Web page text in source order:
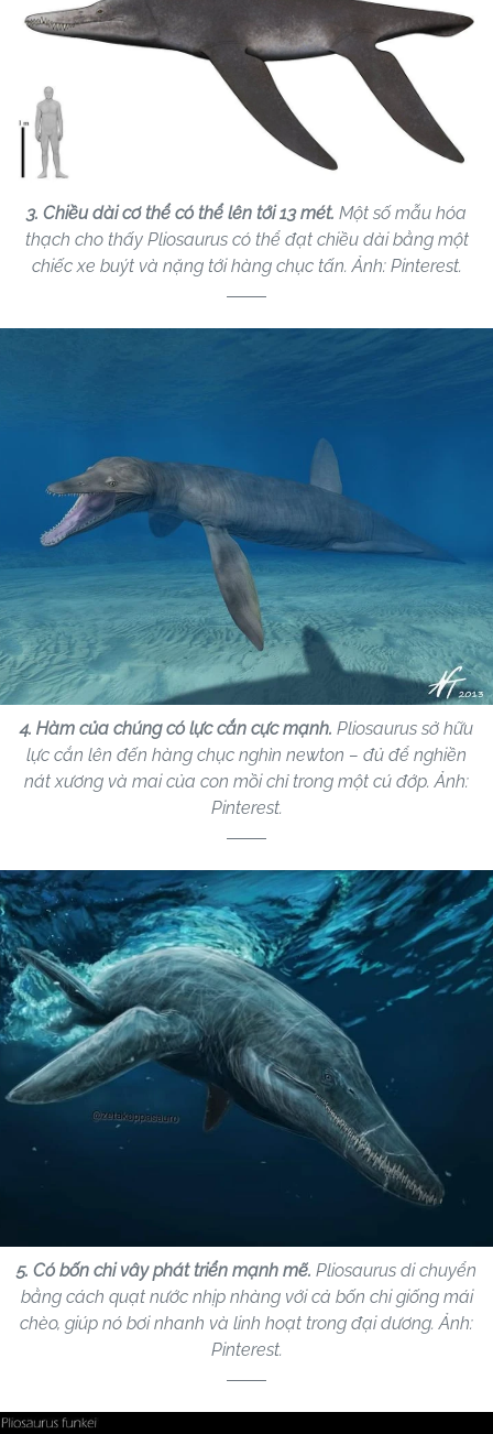
3. Chiều dài cơ thể có thể lên tới 13 mét. Một số mẫu hóa
thạch cho thấy Pliosaurus có thể đạt chiều dài bằng một
chiếc xe buýt và nặng tới hàng chục tấn. Ảnh: Pinterest.
4. Hàm của chúng có lực cắn cực mạnh. Pliosaurus sở hữu
lực cắn lên đến hàng chục nghìn newton – đủ để nghiền
nát xương và mai của con mồi chỉ trong một cú đớp. Ảnh:
Pinterest.
5. Có bốn chi vây phát triển mạnh mẽ. Pliosaurus di chuyển
bằng cách quạt nước nhịp nhàng với cả bốn chi giống mái
chèo, giúp nó bơi nhanh và linh hoạt trong đại dương. Ảnh:
Pinterest.